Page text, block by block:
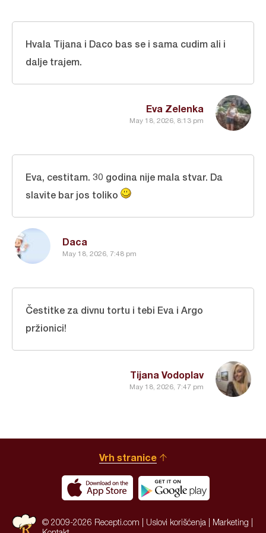
Eva Zelenka
May 18, 2026, 8:13 pm
Hvala Tijana i Daco bas se i sama cudim ali i
dalje trajem.
Daca
May 18, 2026, 7:48 pm
Eva, cestitam. 30 godina nije mala stvar. Da
slavite bar jos toliko
Tijana Vodoplav
May 18, 2026, 7:47 pm
Čestitke za divnu tortu i tebi Eva i Argo
pržionici!
Vrh stranice
© 2009-2026 Recepti.com | Uslovi korišćenja Marketing